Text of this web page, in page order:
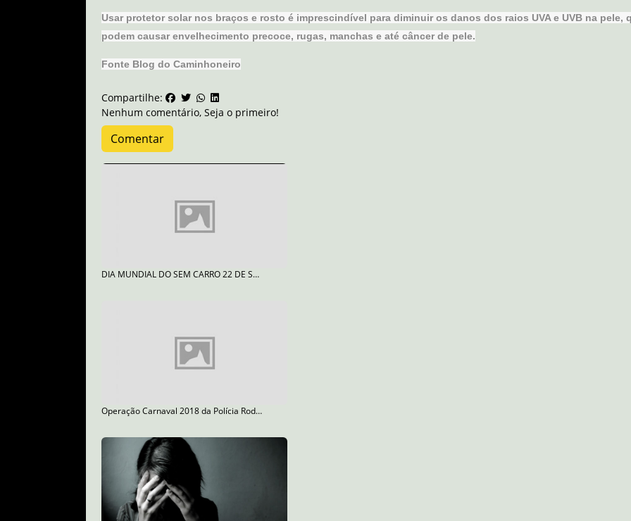
Usar protetor solar nos braços e rosto é imprescindível para diminuir os danos dos raios UVA e UVB na pele,
podem causar envelhecimento precoce, rugas, manchas e até câncer de pele.
Fonte Blog do Caminhoneiro
Compartilhe:
Nenhum comentário, Seja o primeiro!
Comentar
DIA MUNDIAL DO SEM CARRO 22 DE SETEMBRO
Operação Carnaval 2018 da Polícia Rodoviária Federal começa nesta sexta (9)